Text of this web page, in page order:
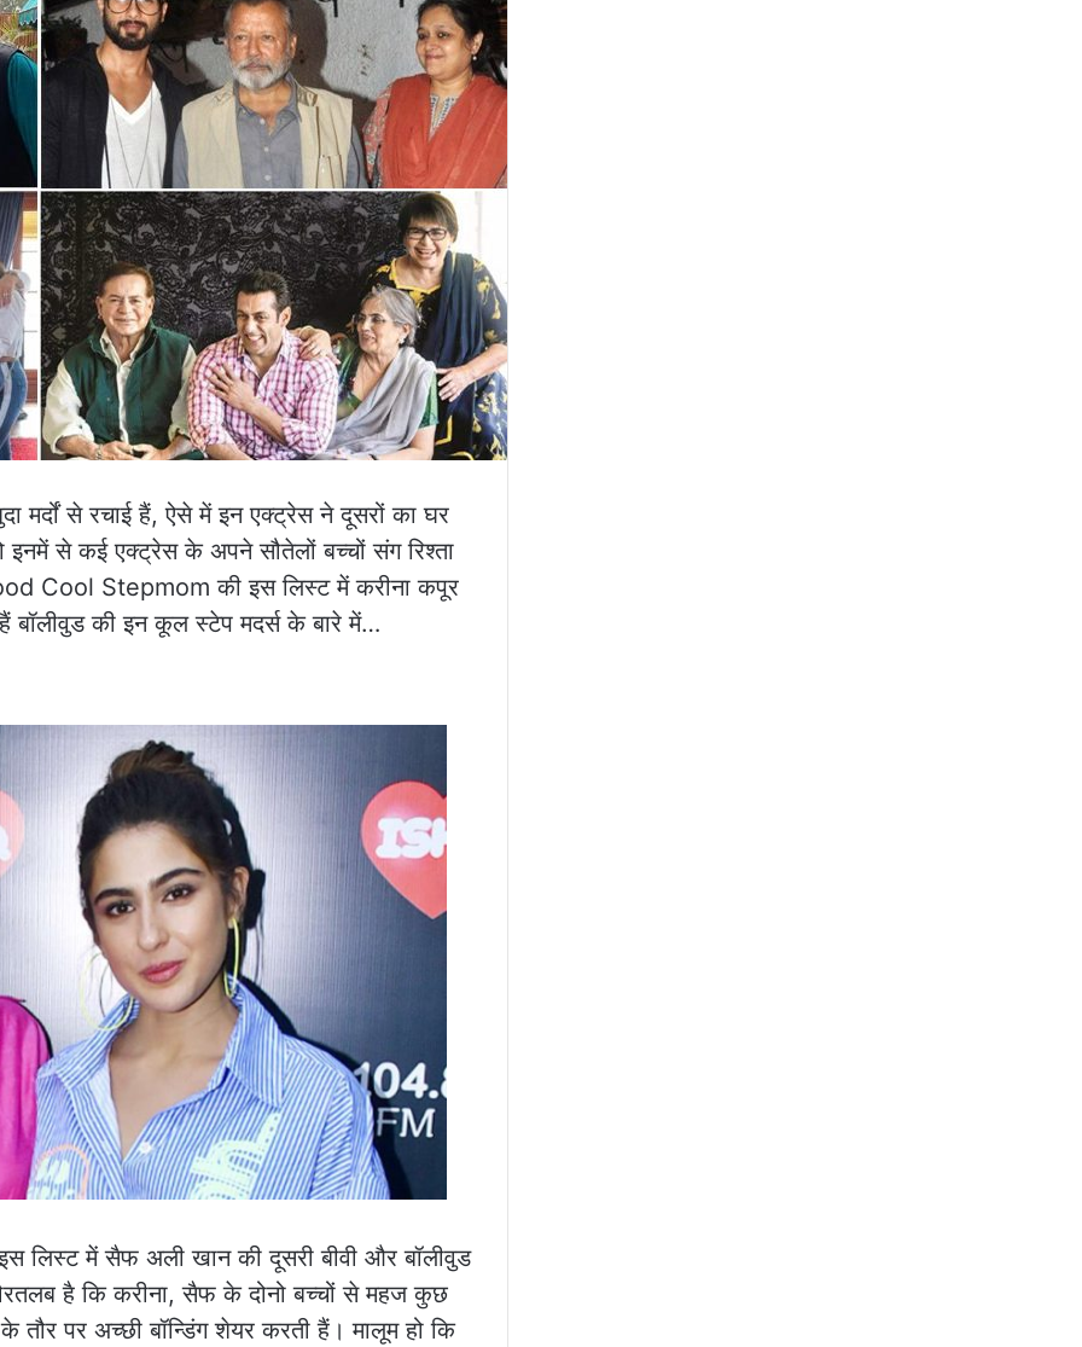
मर्दों से रचाई हैं, ऐसे में इन एक्ट्रेस ने दूसरों का घर
से कई एक्ट्रेस के अपने सौतेलों बच्चों संग रिश्ता
Cool Stepmom की इस लिस्ट में करीना कपूर
की इन कूल स्टेप मदर्स के बारे में…
में सैफ अली खान की दूसरी बीवी और बॉलीवुड
है कि करीना, सैफ के दोनो बच्चों से महज कुछ
पर अच्छी बॉन्डिंग शेयर करती हैं। मालूम हो कि